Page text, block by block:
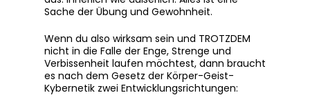
Sache der Übung und Gewohnheit.
Wenn du also wirksam sein und TROTZDEM
nicht in die Falle der Enge, Strenge und
Verbissenheit laufen möchtest, dann braucht
es nach dem Gesetz der Körper-Geist-
Kybernetik zwei Entwicklungsrichtungen: